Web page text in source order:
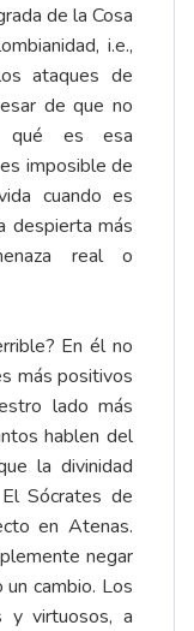
de la Cosa
i.e.,
ataques de
de que no
qué es esa
imposible de
cuando es
despierta más
real o
En él no
más positivos
lado más
hablen del
la divinidad
Sócrates de
en Atenas.
negar
cambio. Los
y virtuosos, a